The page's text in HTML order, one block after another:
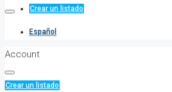
Crear un listado
Español
Account
Crear un listado